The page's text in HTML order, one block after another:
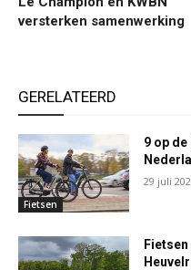
versterken samenwerking
GERELATEERD
Fietsen
9 op
29 juli